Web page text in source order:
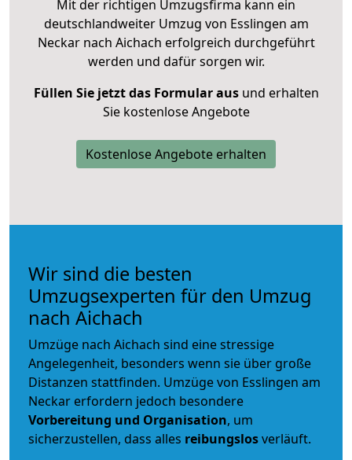
Mit der richtigen Umzugsfirma kann ein
deutschlandweiter Umzug von Esslingen am
Neckar nach Aichach erfolgreich durchgeführt
werden und dafür sorgen wir.
Füllen Sie jetzt das Formular ausund erhalten
Sie kostenlose Angebote
Kostenlose Angebote erhalten
Wir sind die besten
Umzugsexperten für den Umzug
nach Aichach
Umzüge nach Aichach sind eine stressige
Angelegenheit, besonders wenn sie über große
Distanzen stattfinden. Umzüge von Esslingen am
Neckar erfordern jedoch besondere
Vorbereitung und Organisation, um
sicherzustellen, dass alles reibungslosverläuft.